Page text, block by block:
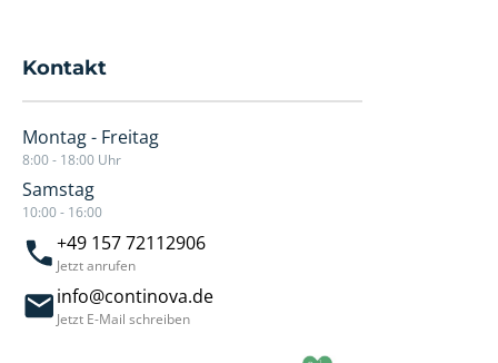
Kontakt
Montag - Freitag
8:00 - 18:00 Uhr
Samstag
10:00 - 16:00
+49 157 72112906
Jetzt anrufen
info@continova.de
Jetzt E-Mail schreiben